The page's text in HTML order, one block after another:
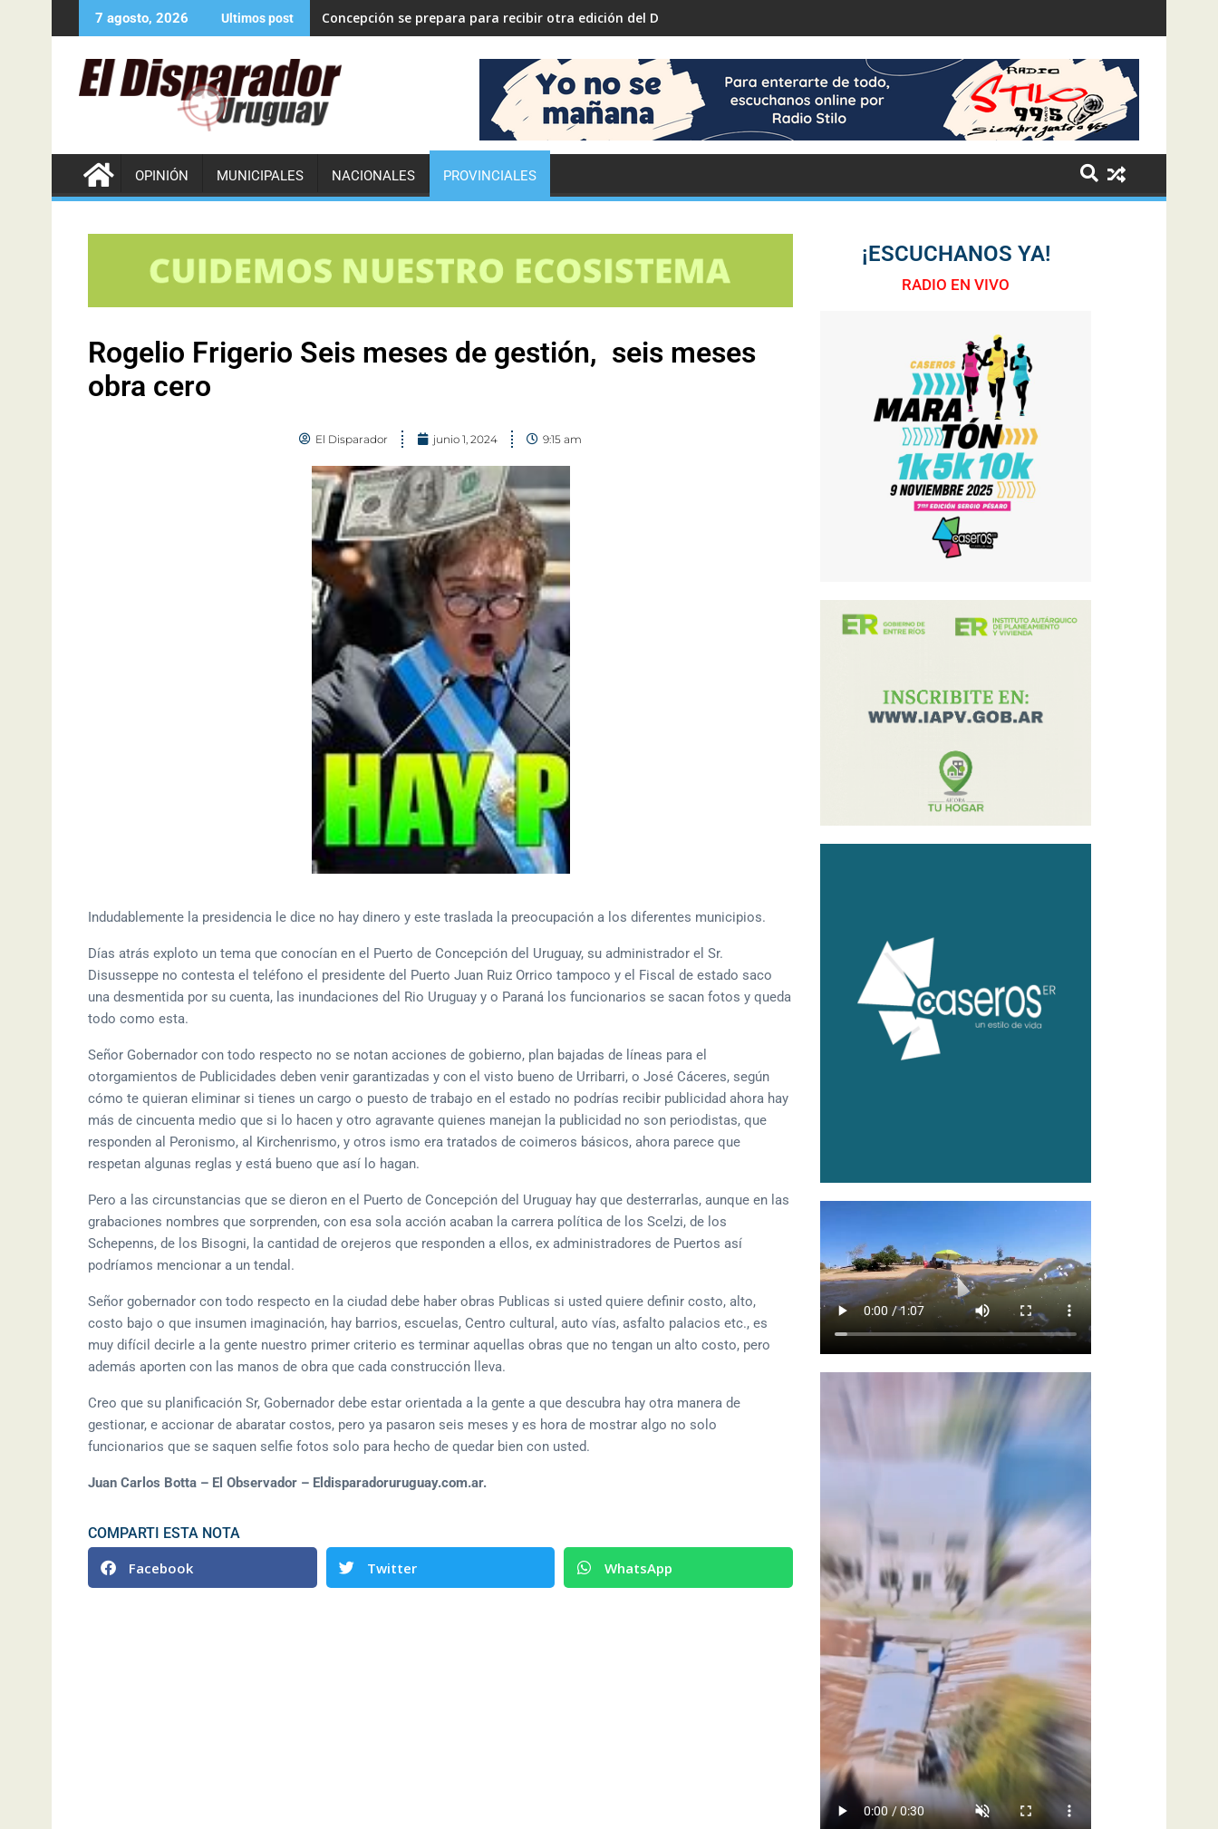
7 agosto, 2026 Ultimos post Concepción se prepara para recibir otra edición del Desafío ECO YPF
OPINIÓN MUNICIPALES NACIONALES PROVINCIALES
Rogelio Frigerio Seis meses de gestión, seis meses
obra cero
El Disparador junio 1, 2024 9:15 am
Indudablemente la presidencia le dice no hay dinero y este traslada la preocupación a los diferentes municipios.
Días atrás exploto un tema que conocían en el Puerto de Concepción del Uruguay, su administrador el Sr.
Disusseppe no contesta el teléfono el presidente del Puerto Juan Ruiz Orrico tampoco y el Fiscal de estado saco
una desmentida por su cuenta, las inundaciones del Rio Uruguay y o Paraná los funcionarios se sacan fotos y queda
todo como esta.
Señor Gobernador con todo respecto no se notan acciones de gobierno, plan bajadas de líneas para el
otorgamientos de Publicidades deben venir garantizadas y con el visto bueno de Urribarri, o José Cáceres, según
cómo te quieran eliminar si tienes un cargo o puesto de trabajo en el estado no podrías recibir publicidad ahora hay
más de cincuenta medio que si lo hacen y otro agravante quienes manejan la publicidad no son periodistas, que
responden al Peronismo, al Kirchenrismo, y otros ismo era tratados de coimeros básicos, ahora parece que
respetan algunas reglas y está bueno que así lo hagan.
Pero a las circunstancias que se dieron en el Puerto de Concepción del Uruguay hay que desterrarlas, aunque en las
grabaciones nombres que sorprenden, con esa sola acción acaban la carrera política de los Scelzi, de los
Schepenns, de los Bisogni, la cantidad de orejeros que responden a ellos, ex administradores de Puertos así
podríamos mencionar a un tendal.
Señor gobernador con todo respecto en la ciudad debe haber obras Publicas si usted quiere definir costo, alto,
costo bajo o que insumen imaginación, hay barrios, escuelas, Centro cultural, auto vías, asfalto palacios etc., es
muy difícil decirle a la gente nuestro primer criterio es terminar aquellas obras que no tengan un alto costo, pero
además aporten con las manos de obra que cada construcción lleva.
Creo que su planificación Sr, Gobernador debe estar orientada a la gente a que descubra hay otra manera de
gestionar, e accionar de abaratar costos, pero ya pasaron seis meses y es hora de mostrar algo no solo
funcionarios que se saquen selfie fotos solo para hecho de quedar bien con usted.
Juan Carlos Botta – El Observador – Eldisparadoruruguay.com.ar.
COMPARTI ESTA NOTA
Facebook Twitter WhatsApp
¡ESCUCHANOS YA!
RADIO EN VIVO